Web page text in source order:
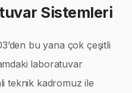
Sistemleri
bu yana çok çeşitli
laboratuvar
teknik kadromuz ile